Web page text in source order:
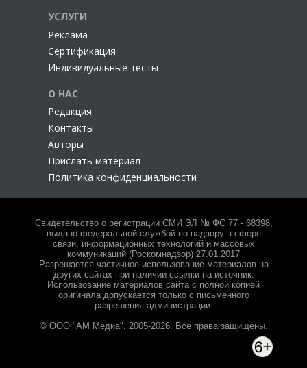
УСЛУГИ
Реклама
Сертификация
Индивидуальные тесты
О НАС
Редакция
Контакты
Авторы
Прислать материал
Политика конфиденциальности
Свидетельство о регистрации СМИ ЭЛ № ФС 77 - 68398,
выдано федеральной службой по надзору в сфере
связи, информационных технологий и массовых
коммуникаций (Роскомнадзор) 27.01.2017
Разрешается частичное использование материалов на
других сайтах при наличии ссылки на источник.
Использование материалов сайта с полной копией
оригинала допускается только с письменного
разрешения администрации.
© ООО "АМ Медиа", 2005-2026. Все права защищены.